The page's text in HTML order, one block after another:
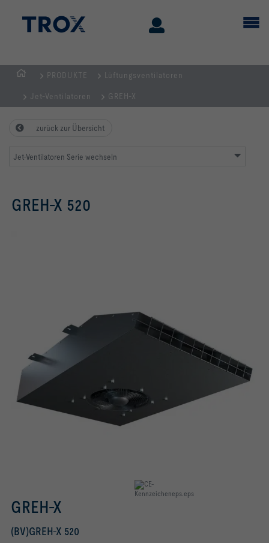
PRODUKTE Lüftungsventilatoren
Jet-Ventilatoren GREH-X
zurück zur Übersicht
Jet-Ventilatoren Serie wechseln
GREH-X 520
CE-konform gemäß europäischen Vorschriften
GREH-X
(BV)GREH-X 520